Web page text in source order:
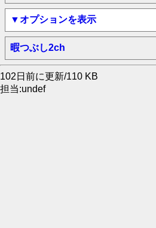
▼オプションを表示
暇つぶし2ch
102日前に更新/110 KB
担当:undef